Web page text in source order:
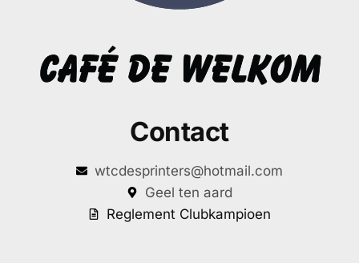
Contact
wtcdesprinters@hotmail.com
Geel ten aard
Reglement Clubkampioen